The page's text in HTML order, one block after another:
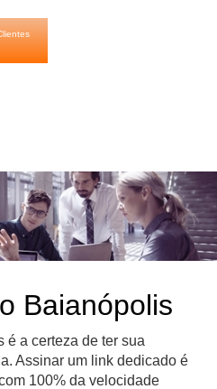
Baianópolis
é a certeza de ter sua
Assinar um link dedicado é
100% da velocidade